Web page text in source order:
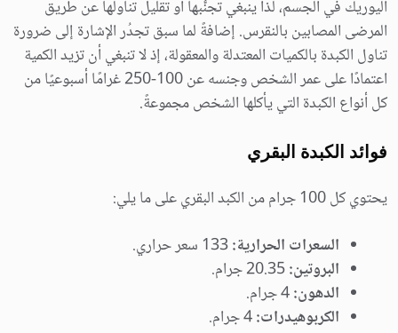
اليوريك في الجسم، لذا ينبغي تجنُّبها أو تقليل تناولها عن طريق
المرضى المصابين بالنقرس. إضافةً لما سبق تجدُر الإشارة إلى ضرورة
تناول الكبدة بالكميات المعتدلة والمعقولة، إذ لا تنبغي أن تزيد الكمية
اعتمادًا على عمر الشخص وجنسه عن 100-250 غرامًا أسبوعيًا من
كل أنواع الكبدة التي يأكلها الشخص مجموعةً.
فوائد الكبدة البقري
يحتوي كل 100 جرام من الكبد البقري على ما يلي:
السعرات الحرارية:
البروتين:
الدهون:
الكربوهيدرات: